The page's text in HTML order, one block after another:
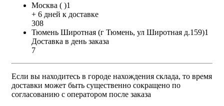
Москва ( )1
+ 6 дней к доставке
308
Тюмень Широтная (г Тюмень, ул Широтная д.159)1
Доставка в день заказа
7
Если вы находитесь в городе нахождения склада, то время
доставки может быть существенно сокращено по
согласованию с оператором после заказа